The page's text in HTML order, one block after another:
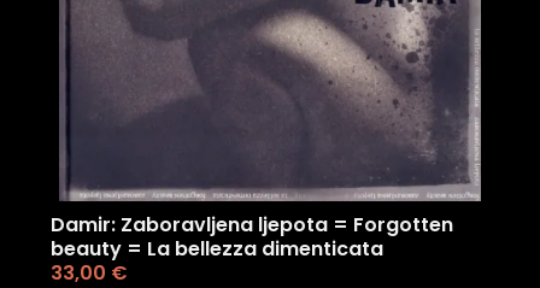
Damir: Zaboravljena ljepota = Forgotten
beauty = La bellezza dimenticata
33,00 €